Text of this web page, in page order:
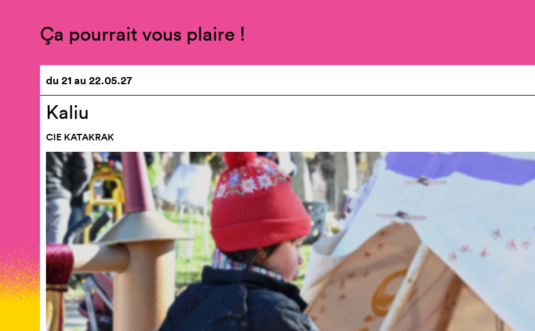
Ça pourrait vous plaire !
du21 au22.05.27
Kaliu
CIE KATAKRAK